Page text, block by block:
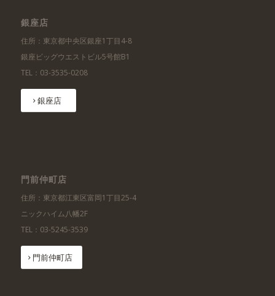
銀座店
住所：東京都中央区銀座1丁目4-8
銀座ビッグウエストビル5号館B1
TEL：03-3535-0208
銀座店
門前仲町店
住所：東京都江東区富岡1丁目25-4
ニックハイム八幡2F
TEL：03-5245-3539
門前仲町店